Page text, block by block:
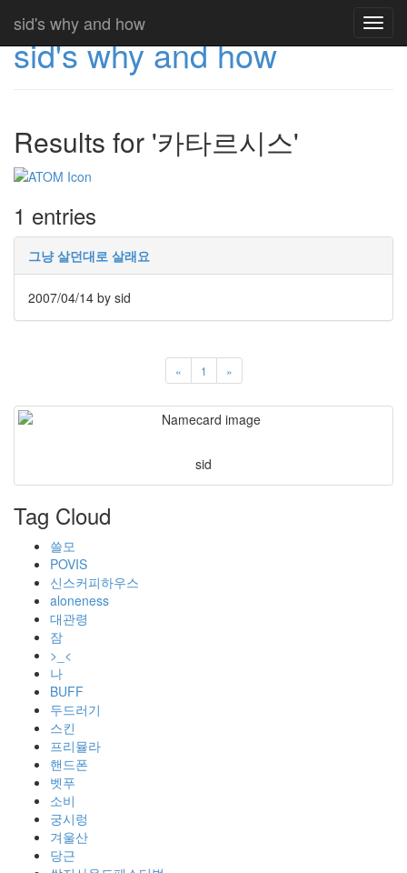
sid's why and how
sid's why and how
Results for '카타르시스'
1 entries
그냥 살던대로 살래요
2007/04/14 by sid
« 1 »
sid
Tag Cloud
쓸모
POVIS
신스커피하우스
aloneness
대관령
잠
>_<
나
BUFF
두드러기
스킨
프리뮬라
핸드폰
벳푸
소비
궁시렁
겨울산
당근